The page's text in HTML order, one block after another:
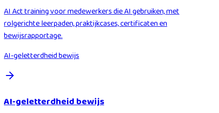
AI Act training voor medewerkers die AI gebruiken, met
rolgerichte leerpaden, praktijkcases, certificaten en
bewijsrapportage.
AI-geletterdheid bewijs
AI-geletterdheid bewijs